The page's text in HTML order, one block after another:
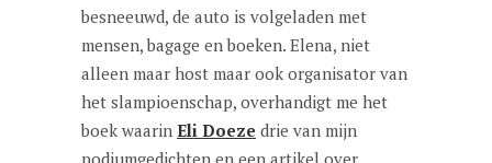
besneeuwd, de auto is volgeladen met
mensen, bagage en boeken. Elena, niet
alleen maar host maar ook organisator van
het slampioenschap, overhandigt me het
boek waarin Eli Doeze drie van mijn
podiumgedichten en een artikel over